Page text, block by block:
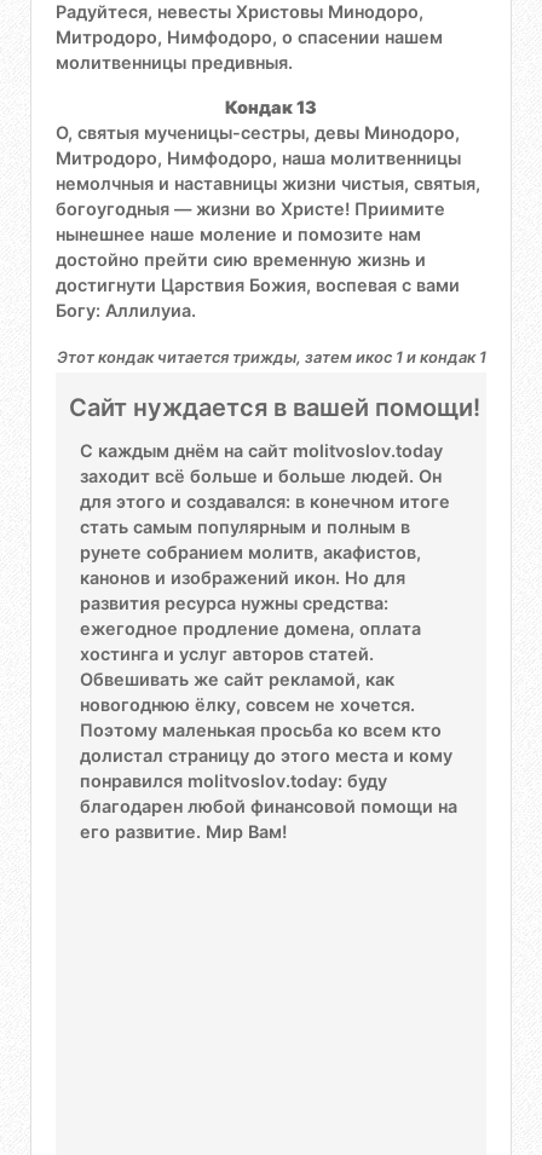
Радуйтеся, невесты Христовы Минодоро,
Митродоро, Нимфодоро, о спасении нашем
молитвенницы предивныя.
Кондак 13
О, святыя мученицы-сестры, девы Минодоро,
Митродоро, Нимфодоро, наша молитвенницы
немолчныя и наставницы жизни чистыя, святыя,
богоугодныя — жизни во Христе! Приимите
нынешнее наше моление и помозите нам
достойно прейти сию временную жизнь и
достигнути Царствия Божия, воспевая с вами
Богу: Аллилуиа.
Этот кондак читается трижды, затем икос 1 и кондак 1
Сайт нуждается в вашей помощи!
С каждым днём на сайт molitvoslov.today
заходит всё больше и больше людей. Он
для этого и создавался: в конечном итоге
стать самым популярным и полным в
рунете собранием молитв, акафистов,
канонов и изображений икон. Но для
развития ресурса нужны средства:
ежегодное продление домена, оплата
хостинга и услуг авторов статей.
Обвешивать же сайт рекламой, как
новогоднюю ёлку, совсем не хочется.
Поэтому маленькая просьба ко всем кто
долистал страницу до этого места и кому
понравился molitvoslov.today: буду
благодарен любой финансовой помощи на
его развитие. Мир Вам!